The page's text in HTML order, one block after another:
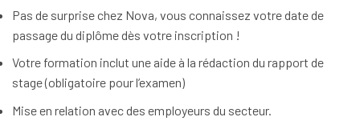
Pas de surprise chez Nova, vous connaissez votre date de
passage du diplôme dès votre inscription !
Votre formation inclut une aide à la rédaction du rapport de
stage (obligatoire pour l’examen)
Mise en relation avec des employeurs du secteur.